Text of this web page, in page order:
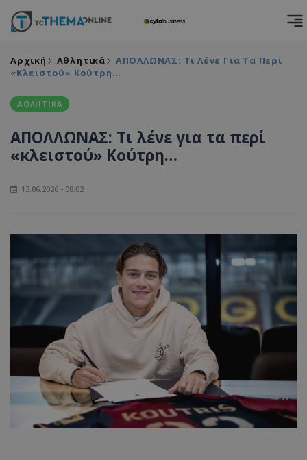
Αρχική Αθλητικά
ΑΠΟΛΛΩΝΑΣ: Τι Λένε Για Τα Περί
«κλειστού» Κούτρη…
ΑΘΛΗΤΙΚΑ
ΑΠΟΛΛΩΝΑΣ: Τι λένε για τα περί
«κλειστού» Κούτρη…
13.06.2026 - 08:02